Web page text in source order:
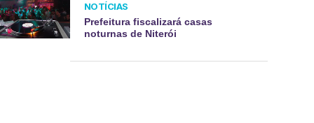
NOTÍCIAS
Prefeitura fiscalizará casas
noturnas de Niterói